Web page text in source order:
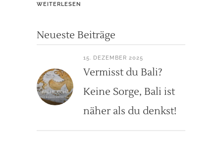
WEITERLESEN
Neueste Beiträge
15. DEZEMBER 2025
Vermisst du Bali?
Keine Sorge, Bali ist
näher als du denkst!